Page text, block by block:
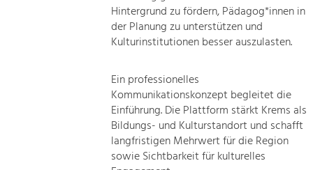
Social Affairs, Education
Equality, Youth and Integration.
Mobility & Energy
Climate Change, Public Transport and
Renewable Energy.
Hintergrund zu fördern, Pädagog*innen in
der Planung zu unterstützen und
Kulturinstitutionen besser auszulasten.
Ein professionelles
Kommunikationskonzept begleitet die
Einführung. Die Plattform stärkt Krems als
Bildungs- und Kulturstandort und schafft
langfristigen Mehrwert für die Region
sowie Sichtbarkeit für kulturelles